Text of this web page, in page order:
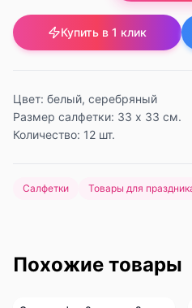
Купить в 1 клик
Цвет: белый, серебряный
Размер салфетки: 33 х 33 см.
Количество: 12 шт.
Салфетки Товары для
Похожие товары